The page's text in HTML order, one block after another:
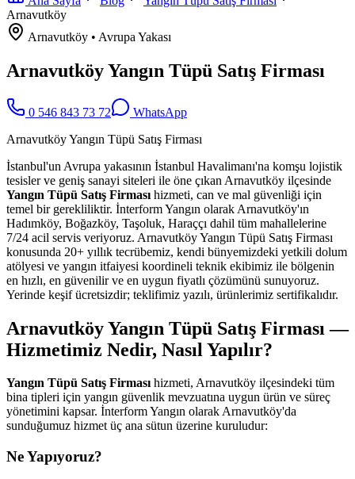
Arnavutköy
Arnavutköy • Avrupa Yakası
Arnavutköy Yangın Tüpü Satış Firması
0 546 843 73 72
WhatsApp
Arnavutköy Yangın Tüpü Satış Firması
İstanbul'un Avrupa yakasının İstanbul Havalimanı'na komşu lojistik
tesisler ve geniş sanayi siteleri ile öne çıkan Arnavutköy ilçesinde
Yangın Tüpü Satış Firması hizmeti, can ve mal güvenliği için
temel bir gerekliliktir. İnterform Yangın olarak Arnavutköy'ın
Hadımköy, Boğazköy, Taşoluk, Haraççı dahil tüm mahallelerine
7/24 acil servis veriyoruz. Arnavutköy Yangın Tüpü Satış Firması
konusunda 20+ yıllık tecrübemiz, kendi bünyemizdeki yetkili dolum
atölyesi ve yangın itfaiyesi koordineli teknik ekibimiz ile bölgenin
en hızlı, en güvenilir ve en uygun fiyatlı çözümünü sunuyoruz.
Yerinde keşif ücretsizdir; teklifimiz yazılı, ürünlerimiz sertifikalıdır.
Arnavutköy Yangın Tüpü Satış Firması —
Hizmetimiz Nedir, Nasıl Yapılır?
Yangın Tüpü Satış Firmasıhizmeti, Arnavutköy ilçesindeki tüm
bina tipleri için yangın güvenlik mevzuatına uygun ürün ve süreç
yönetimini kapsar. İnterform Yangın olarak Arnavutköy'da
sunduğumuz hizmet üç ana sütun üzerine kuruludur:
Ne Yapıyoruz?